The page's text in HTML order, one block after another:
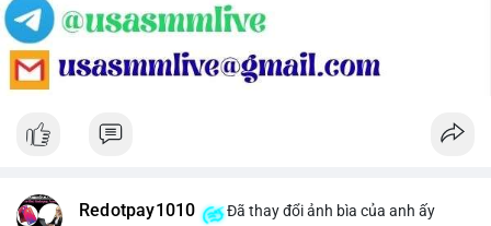
Redotpay1010 Đã thay đổi ảnh bìa của anh ấy